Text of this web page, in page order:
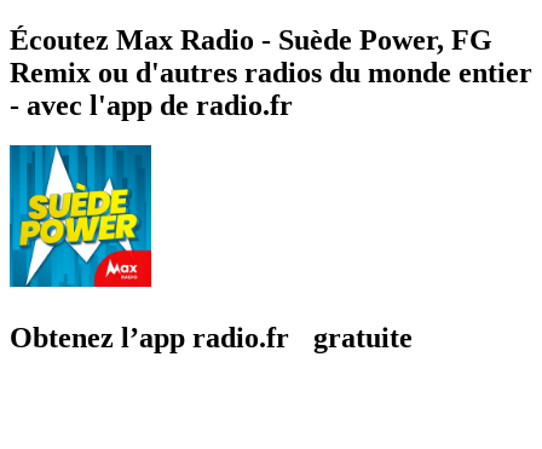
Écoutez Max Radio - Suède Power, FG
Remix ou d'autres radios du monde entier
- avec l'app de radio.fr
Obtenez l’app radio.fr gratuite